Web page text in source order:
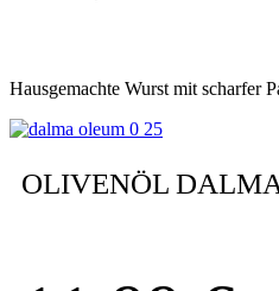
Hausgemachte Wurst mit scharfer
OLIVENÖL